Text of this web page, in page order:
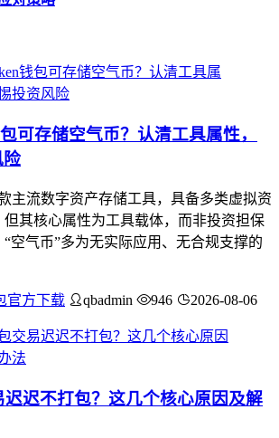
可存储空气币？认清工具属性，
险
主流数字资产存储工具，具备多类虚拟资
但其核心属性为工具载体，而非投资担保
空气币”多为无实际应用、无合规支撑的
官方下载 qbadmin 946 2026-08-06
迟不打包？这几个核心原因及解